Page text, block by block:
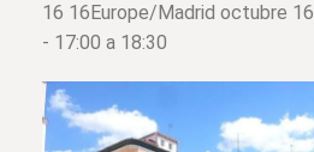
16 16Europe/Madrid octubre
- 17:00 a 18:30